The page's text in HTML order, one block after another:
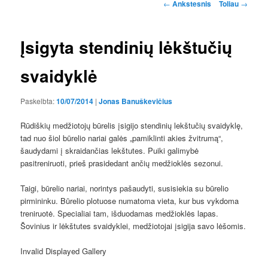
← Ankstesnis Toliau →
Įsigyta stendinių lėkštučių
svaidyklė
Paskelbta:10/07/2014 |Jonas Banuškevičius
Rūdiškių medžiotojų būrelis įsigijo stendinių lekštučių svaidyklę,
tad nuo šiol būrelio nariai galės „pamiklinti akies žvitrumą“,
šaudydami į skraidančias lekštutes. Puiki galimybė
pasitreniruoti, prieš prasidedant ančių medžioklės sezonui.
Taigi, būrelio nariai, norintys pašaudyti, susisiekia su būrelio
pirmininku. Būrelio plotuose numatoma vieta, kur bus vykdoma
treniruotė. Specialiai tam, išduodamas medžioklės lapas.
Šovinius ir lėkštutes svaidyklei, medžiotojai įsigija savo lėšomis.
Invalid Displayed Gallery